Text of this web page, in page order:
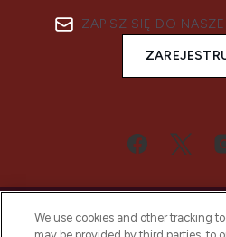
ZAPISZ SIĘ DO
We use cookies and other tracking